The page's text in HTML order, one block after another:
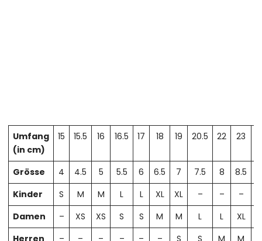
Umfang
(in cm)
15 15.5 16 16.5 17 18 19 20.5 22 23
Grösse 4 4.5 5 5.5 6 6.5 7 7.5 8 8.5
Kinder
S M M L L XL XL – – –
Damen
– XS XS S S M M L L XL
Herren
– – – – – – S S M M